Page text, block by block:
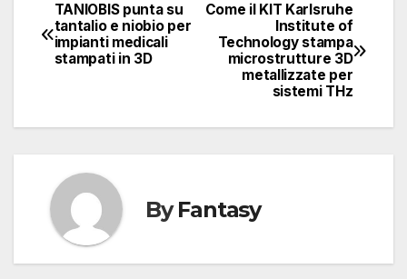
Navigazione
articoli
Come il KIT Karlsruhe
Institute of
Technology stampa
microstrutture 3D
metallizzate per
sistemi THz
TANIOBIS punta su
tantalio e niobio per
impianti medicali
stampati in 3D
ByFantasy